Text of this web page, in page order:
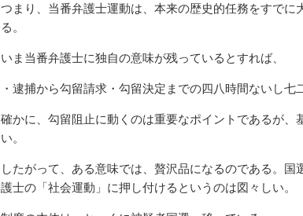
つまり、当番弁護士運動は、本来の歴史的任務をすでに
る。
いま当番弁護士に独自の意味が残っているとすれば、
・逮捕から勾留請求・勾留決定までの四八時間ないし七
確かに、勾留阻止に動くのは重要なポイントであるが、
い。
したがって、ある意味では、贅沢品になるのである。
護士の「社会運動」に押し付けるというのは図々しい。